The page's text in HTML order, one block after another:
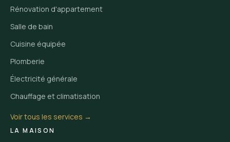
Rénovation d'appartement
Salle de bain
Cuisine équipée
Plomberie
Électricité générale
Chauffage et climatisation
Voir tous les services →
LA MAISON